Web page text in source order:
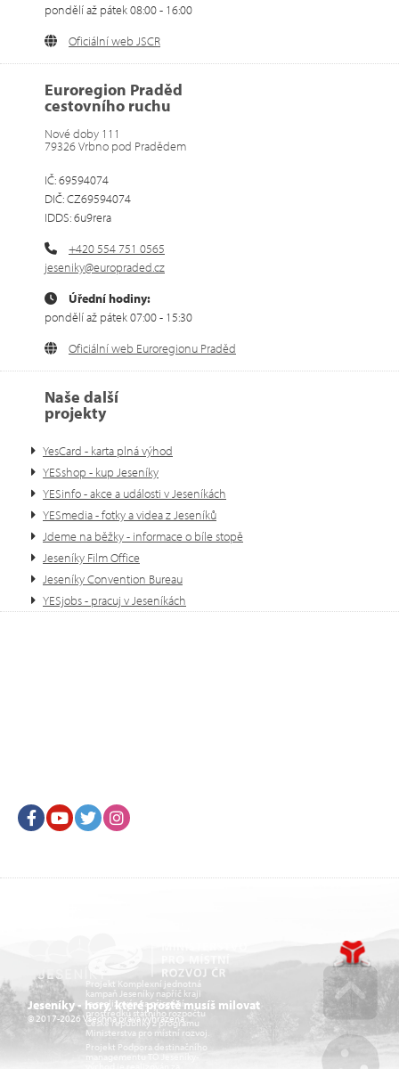
pondělí až pátek 08:00 - 16:00
Oficiální web JSCR
Euroregion Praděd
cestovního ruchu
Nové doby 111
79326 Vrbno pod Pradědem
IČ: 69594074
DIČ: CZ69594074
IDDS: 6u9rera
+420 554 751 0565
jeseniky@europraded.cz
Úřední hodiny:
pondělí až pátek 07:00 - 15:30
Oficiální web Euroregionu Praděd
Naše další
projekty
YesCard - karta plná výhod
YESshop - kup Jeseníky
YESinfo - akce a události v Jeseníkách
YESmedia - fotky a videa z Jeseníků
Jdeme na běžky - informace o bíle stopě
Jeseníky Film Office
Jeseníky Convention Bureau
YESjobs - pracuj v Jeseníkách
FacebookYoutubeTwitter
Jeseníky - hory, které prostě musíš milovat
© 2017-2026 Všechna práva vyhrazena.
Projekt Komplexní jednotná
kampaň Jeseníky napříč kraji
je realizován za přispění
prostředků státního rozpočtu
České republiky z programu
Ministerstva pro místní rozvoj.
Projekt Podpora destinačního
managementu TO Jeseníky- Go